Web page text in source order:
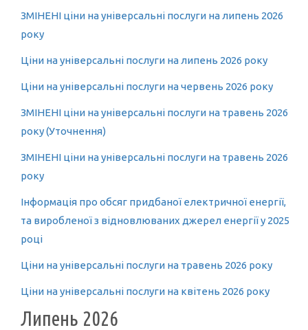
ЗМІНЕНІ ціни на універсальні послуги на липень 2026
року
Ціни на універсальні послуги на липень 2026 року
Ціни на універсальні послуги на червень 2026 року
ЗМІНЕНІ ціни на універсальні послуги на травень 2026
року (Уточнення)
ЗМІНЕНІ ціни на універсальні послуги на травень 2026
року
Інформація про обсяг придбаної електричної енергії,
та виробленої з відновлюваних джерел енергії у 2025
році
Ціни на універсальні послуги на травень 2026 року
Ціни на універсальні послуги на квітень 2026 року
Липень 2026